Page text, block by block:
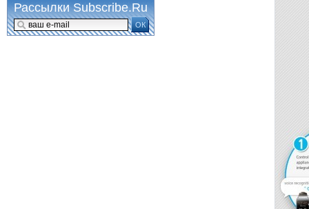
Рассылки Subscribe.Ru
ОК